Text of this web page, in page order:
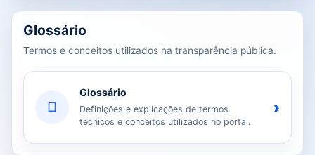
Glossário
Termos e conceitos utilizados na transparência pública.
Glossário
Definições e explicações de termos
técnicos e conceitos utilizados no portal.
›